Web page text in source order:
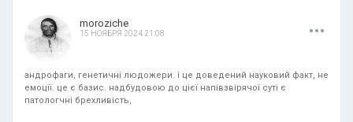
moroziche
15 НОЯБРЯ 2024 21:08 ...
андрофаги, генетичні людожери. і це доведений науковий факт, не
емоції. це є базис. надбудовою до цієї напівзвірячої суті є
патологчні брехливість,